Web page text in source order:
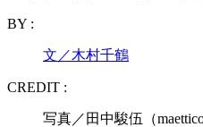
BY :
文／木村千鶴
CREDIT :
写真／田中駿伍（